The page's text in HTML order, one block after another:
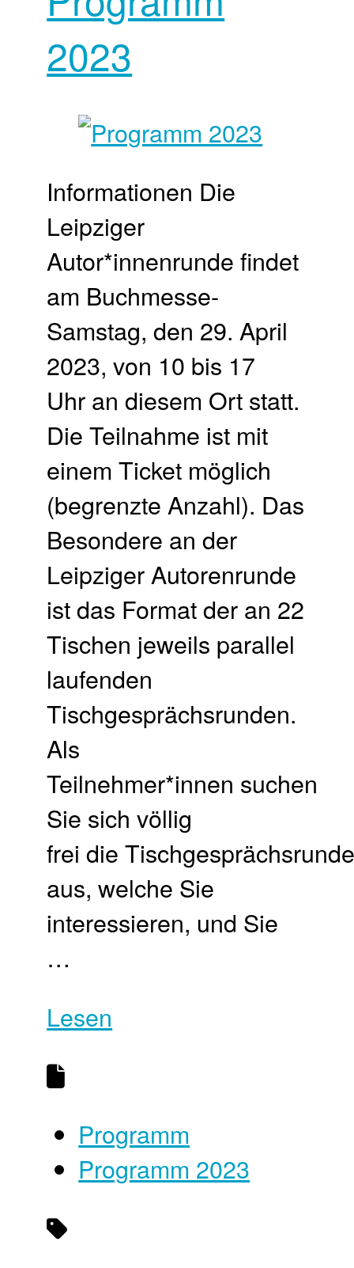
2023
Informationen Die
Leipziger
Autor*innenrunde findet
am Buchmesse-
Samstag, den 29. April
2023, von 10 bis 17
Uhr an diesem Ort statt.
Die Teilnahme ist mit
einem Ticket möglich
(begrenzte Anzahl). Das
Besondere an der
Leipziger Autorenrunde
ist das Format der an 22
Tischen jeweils parallel
laufenden
Tischgesprächsrunden.
Als
Teilnehmer*innen suchen
Sie sich völlig
frei die
aus, welche Sie
interessieren, und Sie
…
Lesen
Programm
Programm 2023